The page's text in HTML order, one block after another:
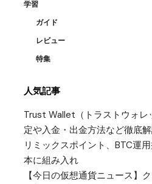
学習
ガイド
レビュー
特集
人気記事
Trust Wallet（トラストウォレ
定や入金・出金方法など徹底
リミックスポイント、BTC運
本に組み入れ
【今日の仮想通貨ニュース】